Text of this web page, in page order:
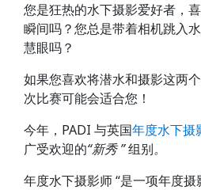
您是狂热的水下摄影爱好者，
瞬间吗？您总是带着相机跳入
慧眼吗？
如果您喜欢将潜水和摄影这两
次比赛可能会适合您！
今年，PADI 与英国年度水下摄
广受欢迎的“新秀 ”组别。
年度水下摄影师 “是一项年度